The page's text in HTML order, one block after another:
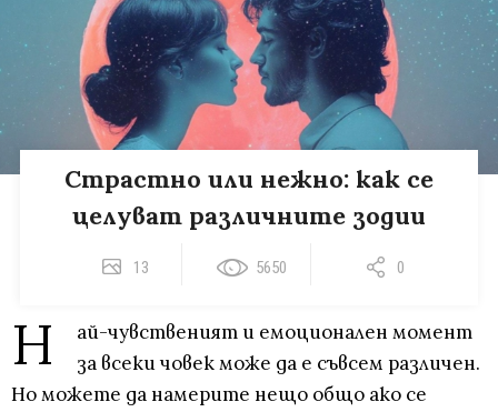
Страстно или нежно: как се
целуват различните зодии
13 5650 0
Н
ай-чувственият и емоционален момент
за всеки човек може да е съвсем различен.
Но можете да намерите нещо общо ако се